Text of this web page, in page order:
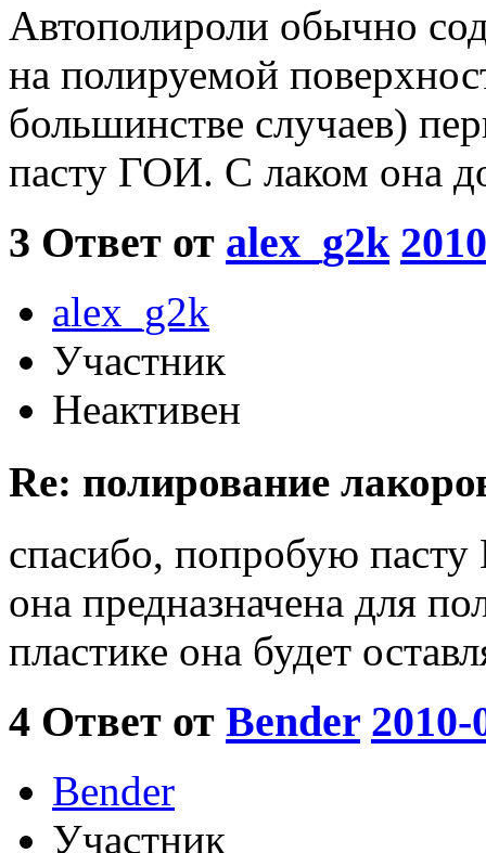
Автополироли обычно
на полируемой
большинстве случаев)
пасту ГОИ. С лаком она
3 Ответ от alex_g2k
alex_g2k
Участник
Неактивен
Re: полирование
спасибо, попробую
она предназначена для
пластике она будет
4 Ответ от Bender 2010-
Bender
Участник